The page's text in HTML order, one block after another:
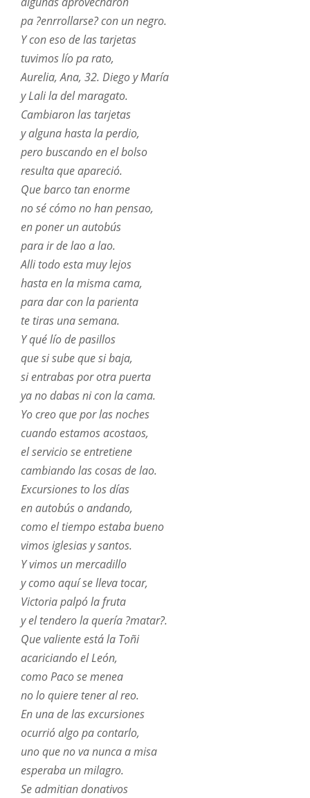
pa ?enrrollarse? con un negro.
Y con eso de las tarjetas
tuvimos lío pa rato,
Aurelia, Ana, 32. Diego y María
y Lali la del maragato.
Cambiaron las tarjetas
y alguna hasta la perdio,
pero buscando en el bolso
resulta que apareció.
Que barco tan enorme
no sé cómo no han pensao,
en poner un autobús
para ir de lao a lao.
Alli todo esta muy lejos
hasta en la misma cama,
para dar con la parienta
te tiras una semana.
Y qué lío de pasillos
que si sube que si baja,
si entrabas por otra puerta
ya no dabas ni con la cama.
Yo creo que por las noches
cuando estamos acostaos,
el servicio se entretiene
cambiando las cosas de lao.
Excursiones to los días
en autobús o andando,
como el tiempo estaba bueno
vimos iglesias y santos.
Y vimos un mercadillo
y como aquí se lleva tocar,
Victoria palpó la fruta
y el tendero la quería ?matar?.
Que valiente está la Toñi
acariciando el León,
como Paco se menea
no lo quiere tener al reo.
En una de las excursiones
ocurrió algo pa contarlo,
uno que no va nunca a misa
esperaba un milagro.
Se admitian donativos